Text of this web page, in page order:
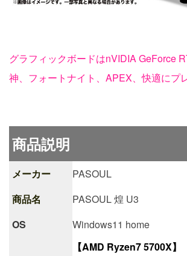
グラフィックボードはnVIDIA GeForce
神、フォートナイト、APEX、快適にプ
商品説明
メーカー
PASOUL
商品名
PASOUL 煌 U3
OS
Windows11 home
【AMD Ryzen7 5700X】